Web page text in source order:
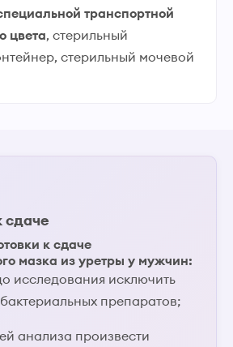
транспортной
цвета, стерильный
стерильный мочевой
сдаче
к сдаче
мазка из уретры у мужчин:
исследования исключить
препаратов;
анализа произвести